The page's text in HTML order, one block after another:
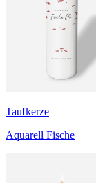
Taufkerze
Aquarell Fische